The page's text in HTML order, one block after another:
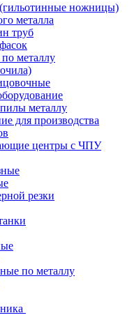
ножницы)
металла
труб
металлу
металлу
для производства
центры с ЧПУ
резки
по металлу